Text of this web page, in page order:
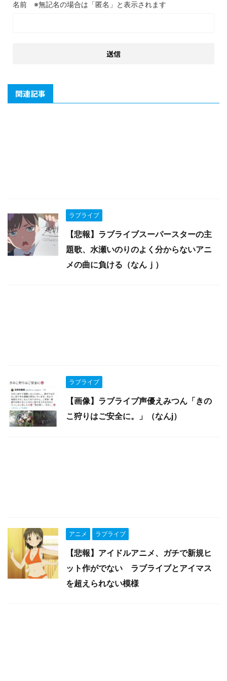
名前
関連記事
ラブライブ
【悲報】ラブライブスーパースターの主
題歌、水瀬いのりのよく分からないアニ
メの曲に負ける（なんｊ）
ラブライブ
【画像】ラブライブ声優えみつん「きの
こ狩りはご安全に。」（なんj）
アニメ ラブライブ
【悲報】アイドルアニメ、ガチで新規ヒ
ット作がでない ラブライブとアイマス
を超えられない模様